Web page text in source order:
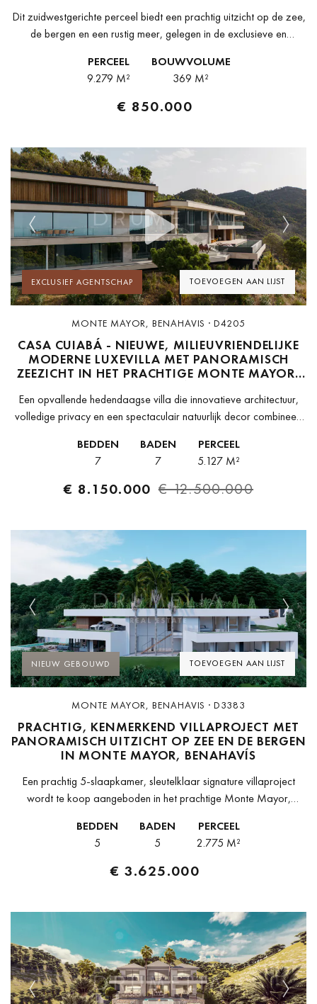
Dit zuidwestgerichte perceel biedt een prachtig uitzicht op de zee,
de bergen en een rustig meer, gelegen in de exclusieve en
ongerepte...
PERCEEL
9.279 M²
BOUWVOLUME
369 M²
€ 850.000
TOEVOEGEN AAN LIJST
Previous Next
EXCLUSIEF AGENTSCHAP
MONTE MAYOR, BENAHAVIS · D4205
CASA CUIABÁ - NIEUWE, MILIEUVRIENDELIJKE
MODERNE LUXEVILLA MET PANORAMISCH
ZEEZICHT IN HET PRACHTIGE MONTE MAYOR,
Een opvallende hedendaagse villa die innovatieve architectuur,
volledige privacy en een spectaculair natuurlijk decor combineert
moeiteloos op te gaan in de adembenemende omgeving, biedt...
BEDDEN
7
BADEN
7
PERCEEL
5.127 M²
€ 8.150.000 € 12.500.000
TOEVOEGEN AAN LIJST
Previous Next
NIEUW GEBOUWD
MONTE MAYOR, BENAHAVIS · D3383
PRACHTIG, KENMERKEND VILLAPROJECT MET
PANORAMISCH UITZICHT OP ZEE EN DE BERGEN
IN MONTE MAYOR, BENAHAVÍS
Een prachtig 5-slaapkamer, sleutelklaar signature villaproject
wordt te koop aangeboden in het prachtige Monte Mayor,
pittoreske heuvels van Benahavís achter de...
BEDDEN
5
BADEN
5
PERCEEL
2.775 M²
€ 3.625.000
Previous Next